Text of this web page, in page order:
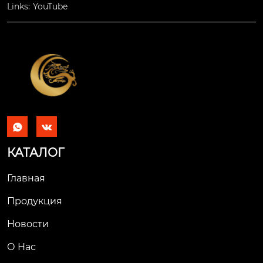
Links: YouTube
 
КАТАЛОГ
Главная
Продукция
Новости
О Hас